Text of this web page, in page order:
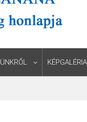
KÉPGALÉRIA